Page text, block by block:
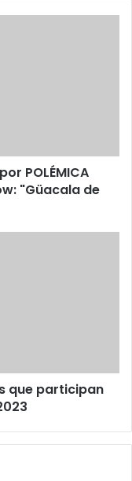
POLÉMICA
"Güacala de
que participan